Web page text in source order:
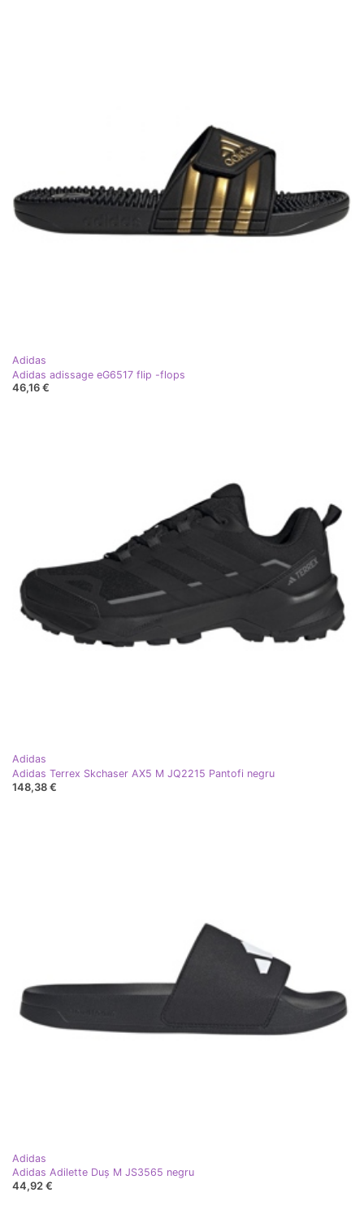
Adidas
Adidas adissage eG6517 flip -flops
46,16 €
Adidas
Adidas Terrex Skchaser AX5 M JQ2215 Pantofi negru
148,38 €
Adidas
Adidas Adilette Duș M JS3565 negru
44,92 €